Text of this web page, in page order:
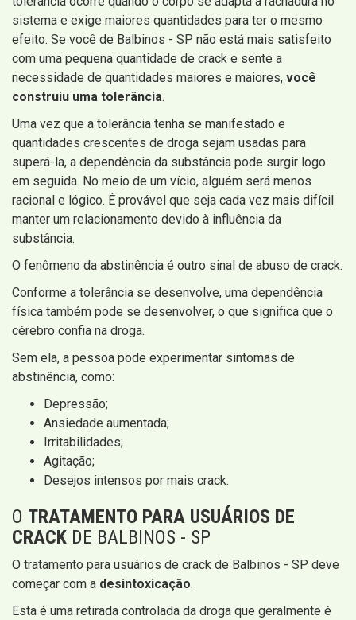
sistema e exige maiores quantidades para ter o mesmo
efeito. Se você de Balbinos - SP não está mais satisfeito
com uma pequena quantidade de crack e sente a
necessidade de quantidades maiores e maiores, você
construiu uma tolerância.
Uma vez que a tolerância tenha se manifestado e
quantidades crescentes de droga sejam usadas para
superá-la, a dependência da substância pode surgir logo
em seguida. No meio de um vício, alguém será menos
racional e lógico. É provável que seja cada vez mais difícil
manter um relacionamento devido à influência da
substância.
O fenômeno da abstinência é outro sinal de abuso de crack.
Conforme a tolerância se desenvolve, uma dependência
física também pode se desenvolver, o que significa que o
cérebro confia na droga.
Sem ela, a pessoa pode experimentar sintomas de
abstinência, como:
Depressão;
Ansiedade aumentada;
Irritabilidades;
Agitação;
Desejos intensos por mais crack.
O TRATAMENTO PARA USUÁRIOS DE
CRACK DE BALBINOS - SP
O tratamento para usuários de crack de Balbinos - SP deve
começar com a desintoxicação.
Esta é uma retirada controlada da droga que geralmente é